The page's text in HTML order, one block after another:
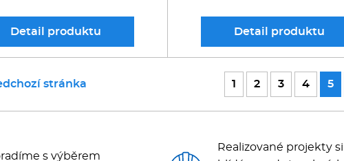
Detail produktu Detail produktu
stránka 1 2 3 4 5
s výběrem
Realizované projekty si